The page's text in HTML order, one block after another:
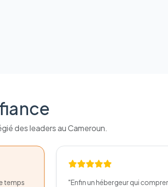
des leaders au Cameroun.
temps
"Enfin un hébergeur qui